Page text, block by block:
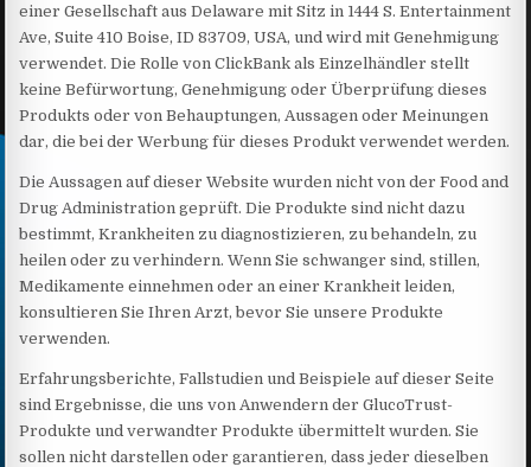
einer Gesellschaft aus Delaware mit Sitz in 1444 S. Entertainment
Ave, Suite 410 Boise, ID 83709, USA, und wird mit Genehmigung
verwendet. Die Rolle von ClickBank als Einzelhändler stellt
keine Befürwortung, Genehmigung oder Überprüfung dieses
Produkts oder von Behauptungen, Aussagen oder Meinungen
dar, die bei der Werbung für dieses Produkt verwendet werden.
Die Aussagen auf dieser Website wurden nicht von der Food and
Drug Administration geprüft. Die Produkte sind nicht dazu
bestimmt, Krankheiten zu diagnostizieren, zu behandeln, zu
heilen oder zu verhindern. Wenn Sie schwanger sind, stillen,
Medikamente einnehmen oder an einer Krankheit leiden,
konsultieren Sie Ihren Arzt, bevor Sie unsere Produkte
verwenden.
Erfahrungsberichte, Fallstudien und Beispiele auf dieser Seite
sind Ergebnisse, die uns von Anwendern der GlucoTrust-
Produkte und verwandter Produkte übermittelt wurden. Sie
sollen nicht darstellen oder garantieren, dass jeder dieselben